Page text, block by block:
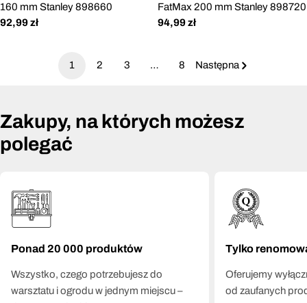
160 mm Stanley 898660
Cena
92,99 zł
FatMax 200 mm Stanley 898720
Cena
94,99 zł
1 2 3 … 8 Następna
Zakupy, na których możesz
polegać
Ponad 20 000 produktów
Wszystko, czego potrzebujesz do
warsztatu i ogrodu w jednym miejscu –
Tylko
Oferujemy
od zaufanych